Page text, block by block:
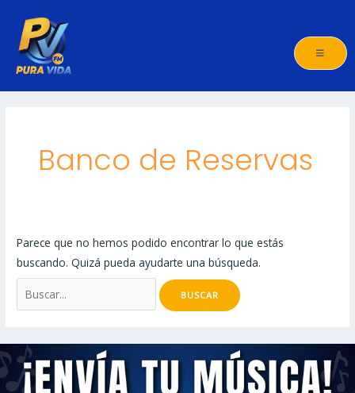
contenido
Banco de Reservas
Parece que no hemos podido encontrar lo que estás
buscando. Quizá pueda ayudarte una búsqueda.